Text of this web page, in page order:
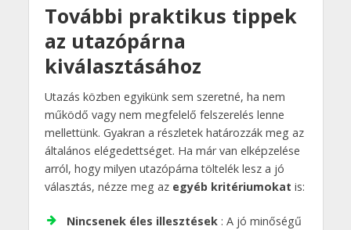
További praktikus tippek
az utazópárna
kiválasztásához
Utazás közben egyikünk sem szeretné, ha nem
működő vagy nem megfelelő felszerelés lenne
mellettünk. Gyakran a részletek határozzák meg az
általános elégedettséget. Ha már van elképzelése
arról, hogy milyen utazópárna töltelék lesz a jó
választás, nézze meg az egyéb kritériumokat is:
Nincsenek éles illesztések : A jó minőségű